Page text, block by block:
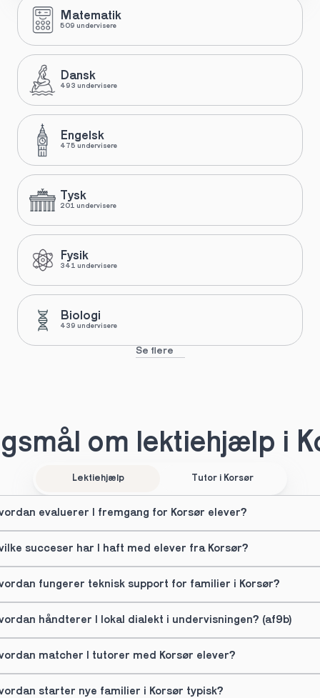
Matematik
509 undervisere
Dansk
493 undervisere
Engelsk
475 undervisere
Tysk
201 undervisere
Fysik
341 undervisere
Biologi
439 undervisere
Se flere
om lektiehjælp i
Lektiehjælp Tutor i Korsør
evaluerer I fremgang for Korsør elever?
succeser har I haft med elever fra Korsør?
fungerer teknisk support for familier i Korsør?
håndterer I lokal dialekt i undervisningen? (af9b)
matcher I tutorer med Korsør elever?
starter nye familier i Korsør typisk?